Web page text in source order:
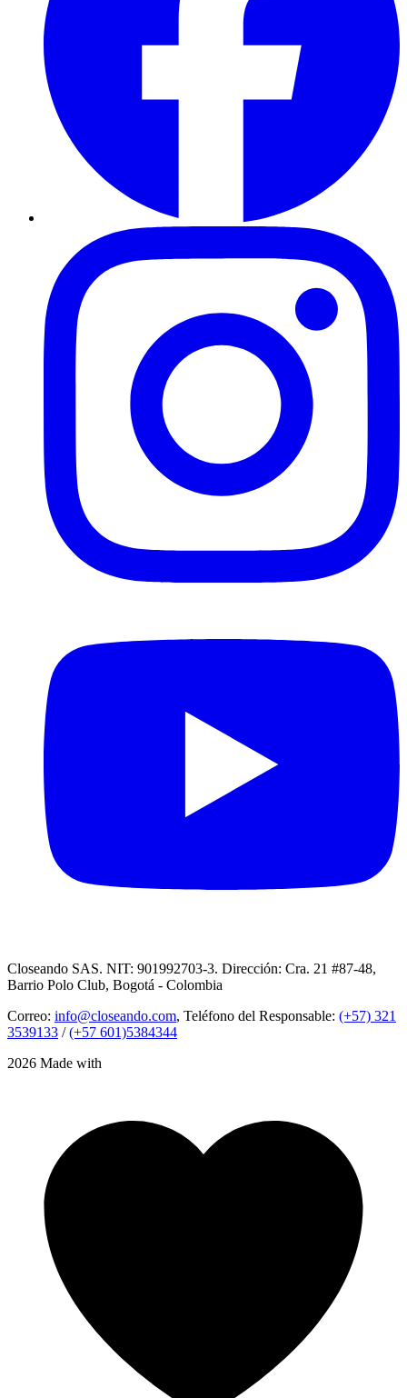
Closeando SAS. NIT: 901992703-3. Dirección: Cra. 21 #87-48,
Barrio Polo Club, Bogotá - Colombia
Correo: info@closeando.com, Teléfono del Responsable: (+57) 321
3539133 /(+57 601)5384344
2026 Made with